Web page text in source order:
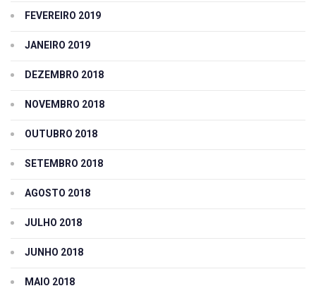
FEVEREIRO 2019
JANEIRO 2019
DEZEMBRO 2018
NOVEMBRO 2018
OUTUBRO 2018
SETEMBRO 2018
AGOSTO 2018
JULHO 2018
JUNHO 2018
MAIO 2018